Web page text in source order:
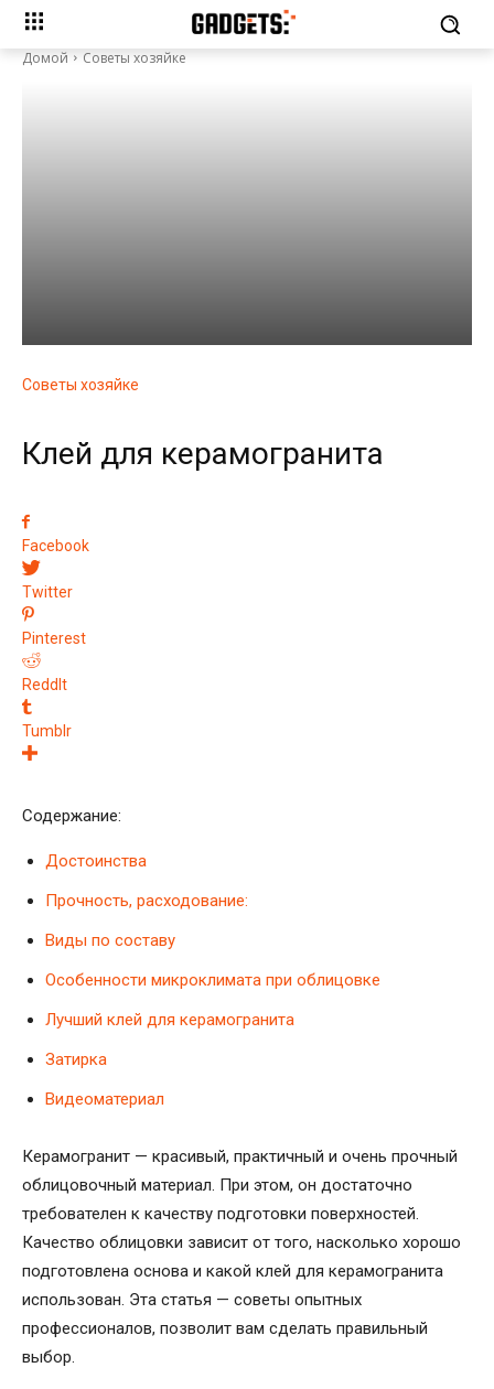
Домой Советы хозяйке
Советы хозяйке
Клей для керамогранита
Facebook
Twitter
Pinterest
ReddIt
Tumblr
Содержание:
Достоинства
Прочность, расходование:
Виды по составу
Особенности микроклимата при облицовке
Лучший клей для керамогранита
Затирка
Видеоматериал
Керамогранит — красивый, практичный и очень прочный
облицовочный материал. При этом, он достаточно
требователен к качеству подготовки поверхностей.
Качество облицовки зависит от того, насколько хорошо
подготовлена основа и какой клей для керамогранита
использован. Эта статья — советы опытных
профессионалов, позволит вам сделать правильный
выбор.